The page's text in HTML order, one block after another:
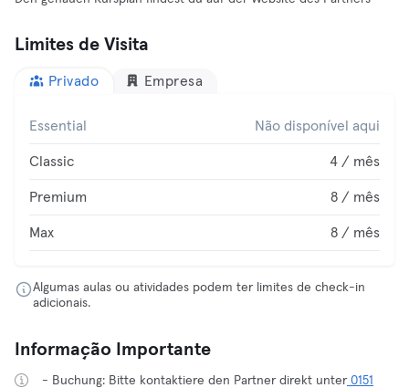
Limites de Visita
Privado Empresa
Essential Não disponível aqui
Classic 4 / mês
Premium 8 / mês
Max 8 / mês
Algumas aulas ou atividades podem ter limites de check-in
adicionais.
Informação Importante
- Buchung: Bitte kontaktiere den Partner direkt unter0151